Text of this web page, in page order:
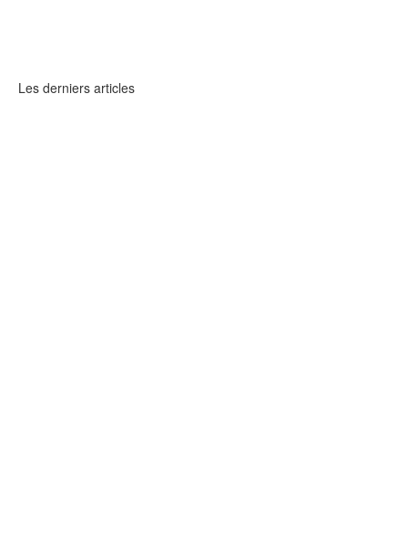
Les derniers articles